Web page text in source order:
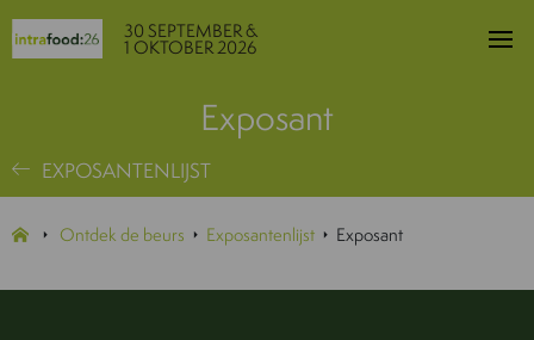
30 SEPTEMBER &
1 OKTOBER 2026
Exposant
EXPOSANTENLIJST
Ontdek de beurs Exposantenlijst Exposant